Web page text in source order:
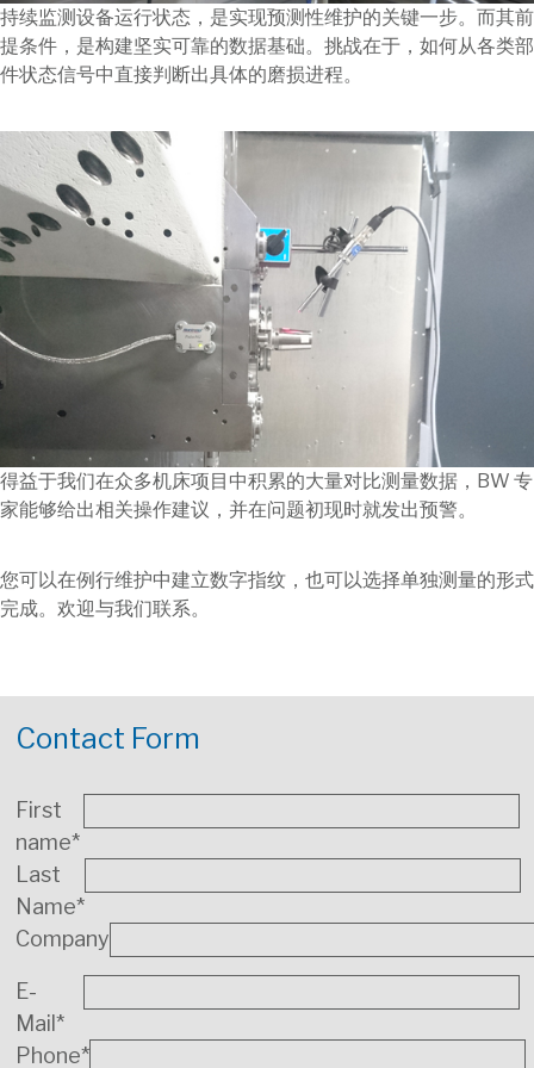
持续监测设备运行状态，是实现预测性维护的关键一步。而其前
提条件，是构建坚实可靠的数据基础。挑战在于，如何从各类部
件状态信号中直接判断出具体的磨损进程。
得益于我们在众多机床项目中积累的大量对比测量数据，BW 专
家能够给出相关操作建议，并在问题初现时就发出预警。
您可以在例行维护中建立数字指纹，也可以选择单独测量的形式
完成。欢迎与我们联系。
Contact Form
First
name*
Last
Name*
Company
E-
Mail*
Phone*